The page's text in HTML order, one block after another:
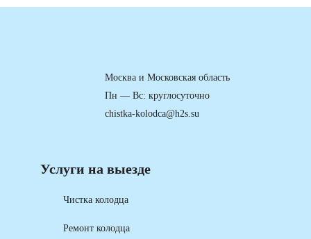
Услуги на выезде
Чистка колодца
Ремонт колодца
Москва и Московская область
Пн — Вс: круглосуточно
chistka-kolodca@h2s.su